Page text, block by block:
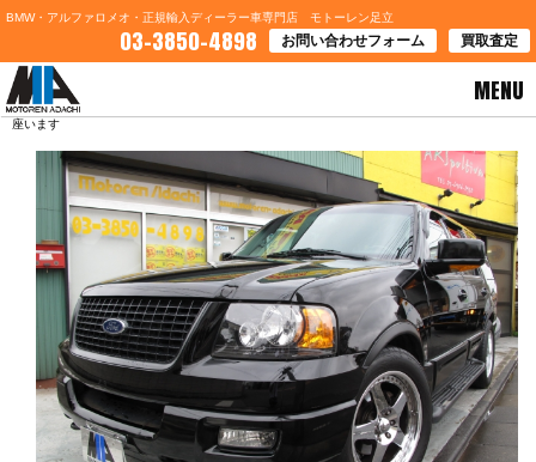
BMW・アルファロメオ・正規輸入ディーラー車専門店 モトーレン足立
03-3850-4898 お問い合わせフォーム 買取査定
MENU
HOME>ブログ一覧
座います